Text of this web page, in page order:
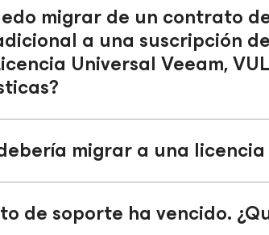
migrar de un contrato
a una suscripción
Universal Veeam,
migrar a una licencia
de soporte ha vencido.